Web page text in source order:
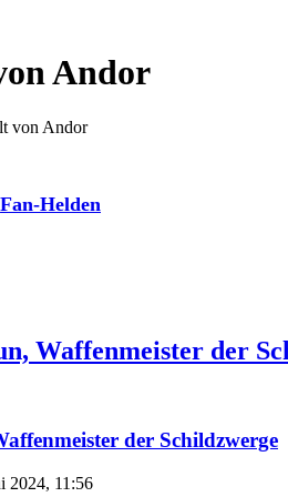
Andor
von Andor
Fan-Helden
Waffenmeister der
der Schildzwerge
2024, 11:56